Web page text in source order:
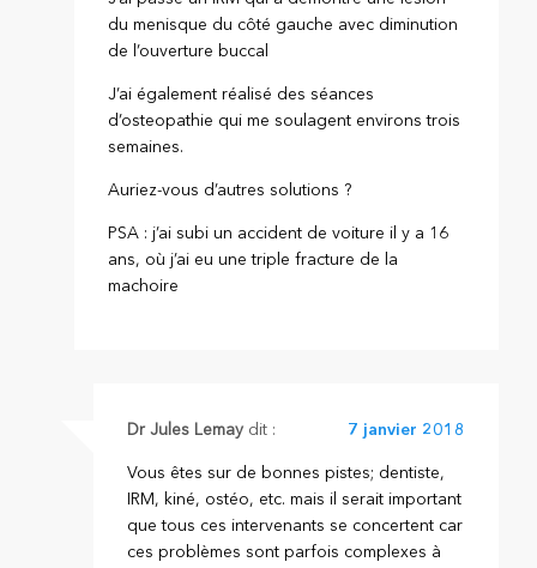
du menisque du côté gauche avec diminution
de l’ouverture buccal
J’ai également réalisé des séances
d’osteopathie qui me soulagent environs trois
semaines.
Auriez-vous d’autres solutions ?
PSA : j’ai subi un accident de voiture il y a 16
ans, où j’ai eu une triple fracture de la
machoire
Dr Jules Lemay dit : 7 janvier 2018
Vous êtes sur de bonnes pistes; dentiste,
IRM, kiné, ostéo, etc. mais il serait important
que tous ces intervenants se concertent car
ces problèmes sont parfois complexes à